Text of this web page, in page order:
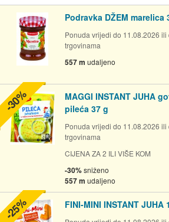
Podravka DŽEM marelica
Ponuda vrijedi do 11.08.2026 ili
trgovinama
557 m udaljeno
MAGGI INSTANT JUHA
pileća 37 g
Ponuda vrijedi do 11.08.2026 ili
trgovinama
CIJENA ZA 2 ILI VIŠE KOM
-30%sniženo
557 m udaljeno
-30%
FINI-MINI INSTANT JUHA
-25%